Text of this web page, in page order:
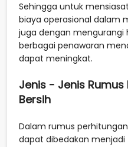
Sehingga untuk
biaya operasional dalam
juga dengan
berbagai penawaran
dapat meningkat.
Jenis - Jenis
Bersih
Dalam rumus
dapat dibedakan menjadi